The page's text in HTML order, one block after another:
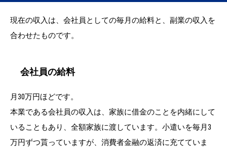
現在の収入は、会社員としての毎月の給料と、副業の収入を
合わせたものです。
会社員の給料
月30万円ほどです。
本業である会社員の収入は、家族に借金のことを内緒にして
いることもあり、全額家族に渡しています。小遣いを毎月3
万円ずつ貰っていますが、消費者金融の返済に充てていま